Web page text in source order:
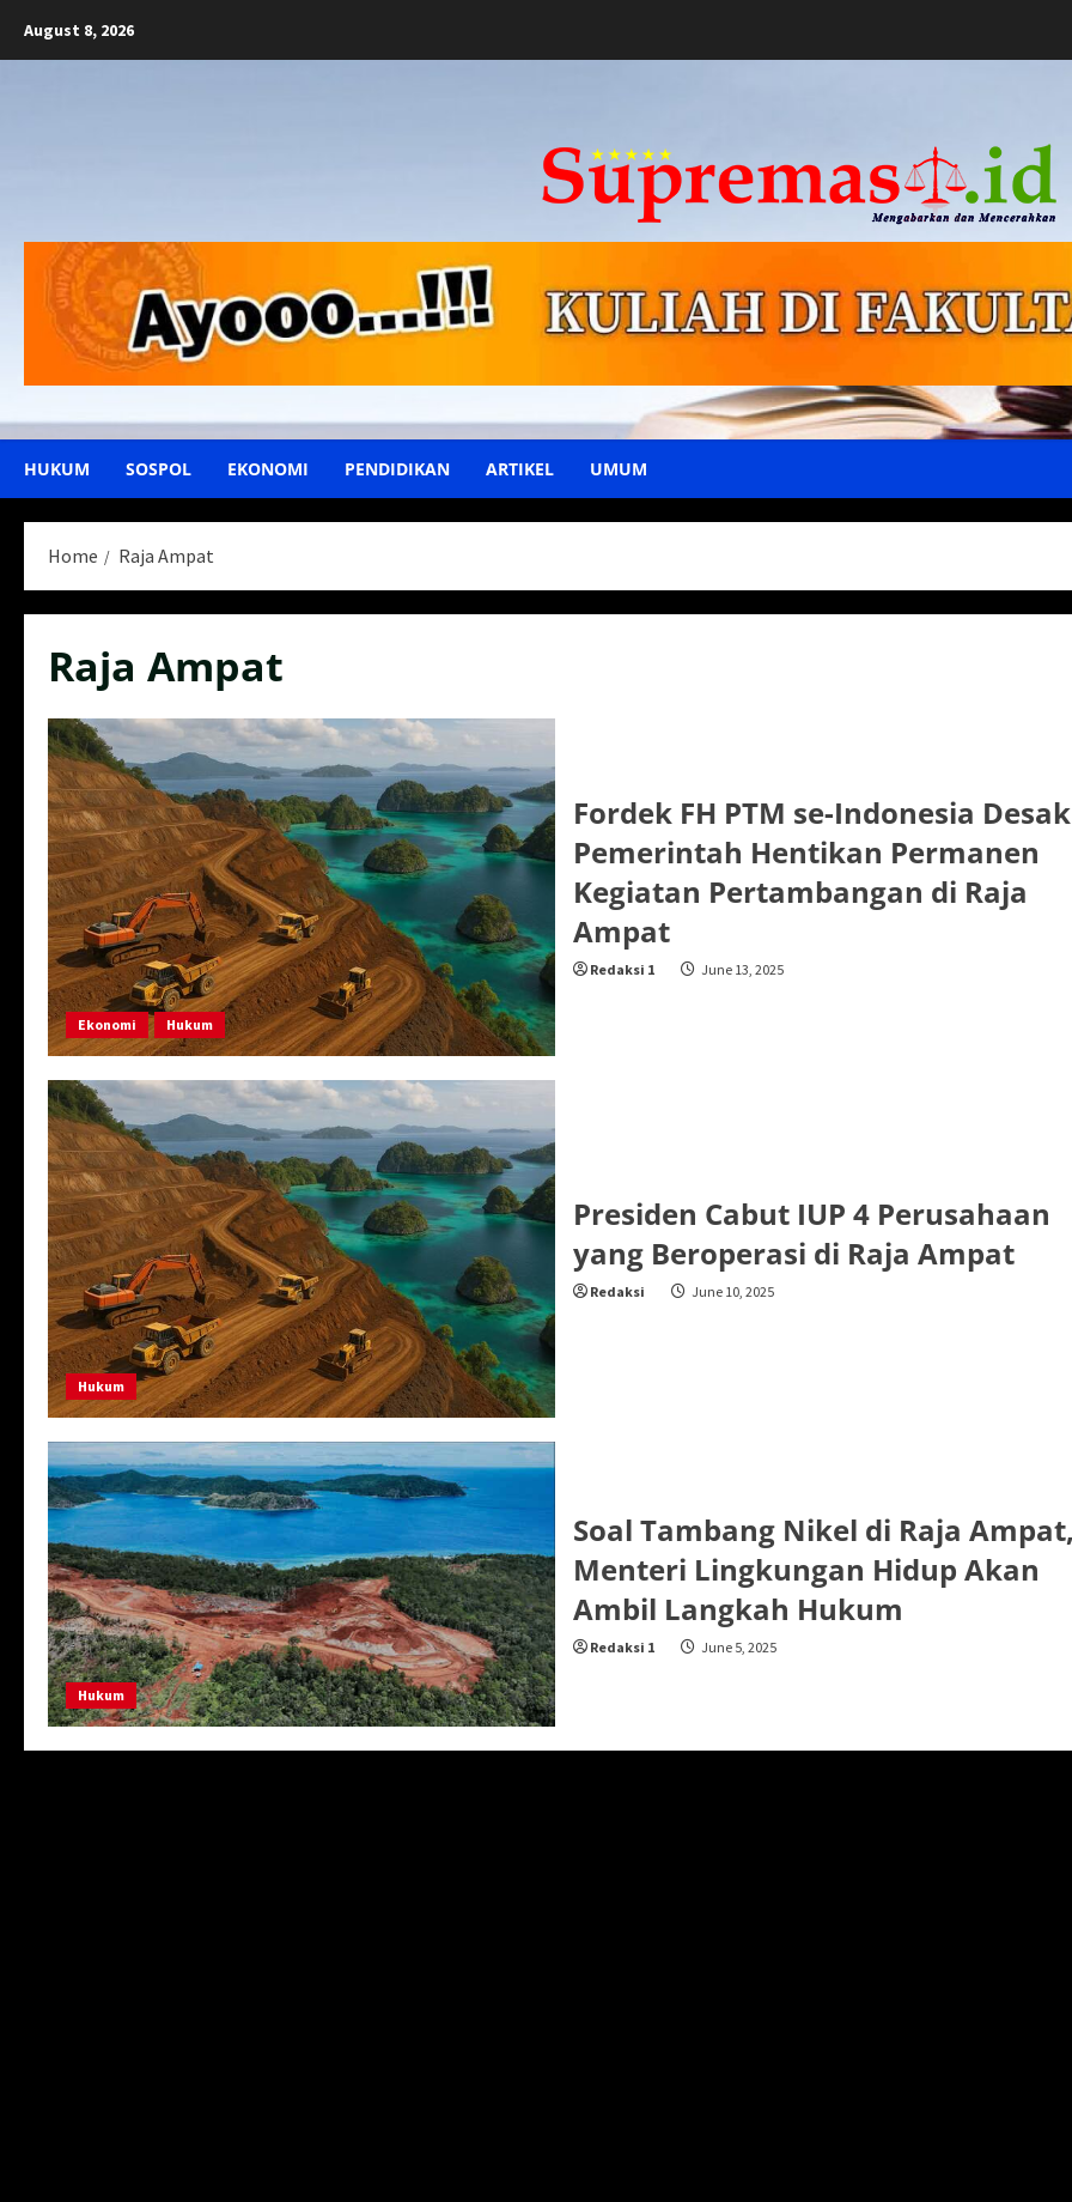
August 8, 2026
HUKUM SOSPOL EKONOMI PENDIDIKAN ARTIKEL UMUM
Home Raja Ampat
Raja Ampat
Ekonomi Hukum
Fordek FH PTM se-Indonesia Desak
Pemerintah Hentikan Permanen
Kegiatan Pertambangan di Raja
Ampat
Redaksi 1 June 13, 2025
Hukum
Presiden Cabut IUP 4 Perusahaan
yang Beroperasi di Raja Ampat
Redaksi June 10, 2025
Hukum
Soal Tambang Nikel di Raja
Menteri Lingkungan Hidup Akan
Ambil Langkah Hukum
Redaksi 1 June 5, 2025